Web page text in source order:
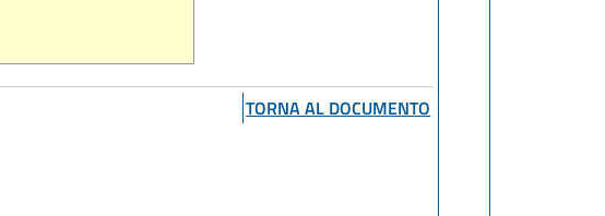
TORNA AL DOCUMENTO